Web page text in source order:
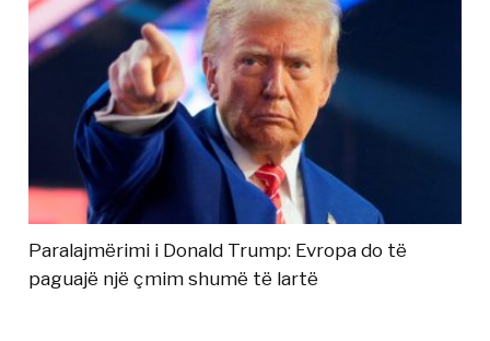
Paralajmërimi i Donald Trump: Evropa do të
paguajë një çmim shumë të lartë